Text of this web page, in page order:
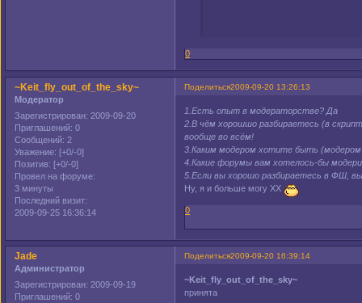
0
Поделиться2009-09-20 13:26:13
~Keit_fly_out_of_the_sky~
Модератор
Зарегистрирован: 2009-09-20
Приглашений: 0
Сообщений: 2
Уважение: [+0/-0]
Позитив: [+0/-0]
Провел на форуме:
3 минуты
Последний визит:
2009-09-25 16:36:14
1.Есть опыт в модераторстве? Да
2.В чём хорошшо разбираетесь (в
вообще во всём!
3.Каким модером хотите быть
4.Какие форумы вам хотелось-бы
5.Если вы хорошо разбираетесь в ФШ,
Ну, я и больше могу XX
0
Поделиться2009-09-20 16:39:14
Jade
Администратор
Зарегистрирован: 2009-09-19
Приглашений: 0
~Keit_fly_out_of_the_sky~
принята